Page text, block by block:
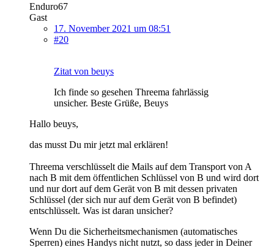
Enduro67
Gast
17. November 2021 um 08:51
#20
Zitat von beuys
Ich finde so gesehen Threema fahrlässig
unsicher. Beste Grüße, Beuys
Hallo beuys,
das musst Du mir jetzt mal erklären!
Threema verschlüsselt die Mails auf dem Transport von A
nach B mit dem öffentlichen Schlüssel von B und wird dort
und nur dort auf dem Gerät von B mit dessen privaten
Schlüssel (der sich nur auf dem Gerät von B befindet)
entschlüsselt. Was ist daran unsicher?
Wenn Du die Sicherheitsmechanismen (automatisches
Sperren) eines Handys nicht nutzt, so dass jeder in Deiner